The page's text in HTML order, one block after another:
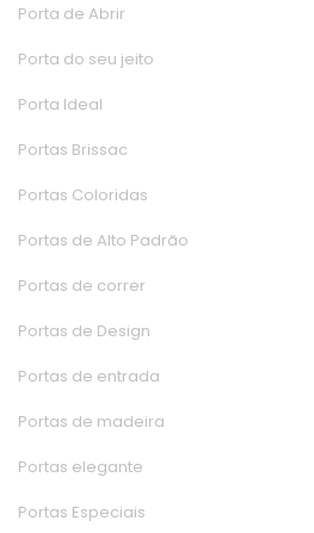
Porta de Abrir
Porta do seu jeito
Porta Ideal
Portas Brissac
Portas Colorida
Portas de Alto Padrão
Portas de correr
Portas de Design
Portas de entrada
Portas de madeira
Portas elegante
Portas Especiai